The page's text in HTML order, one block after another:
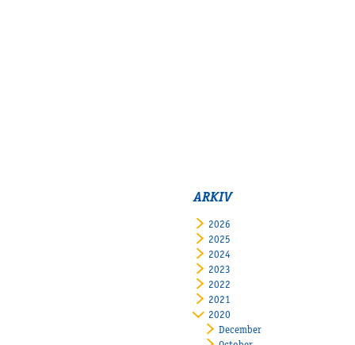
ARKIV
2026
2025
2024
2023
2022
2021
2020
December